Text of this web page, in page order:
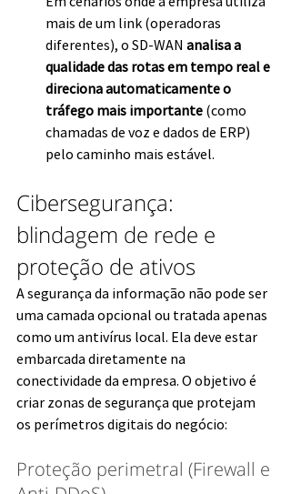
mais de um link (operadoras
diferentes), o SD-WAN analisa a
qualidade das rotas em tempo real e
direciona automaticamente o
tráfego mais importante (como
chamadas de voz e dados de ERP)
pelo caminho mais estável.
Cibersegurança:
blindagem de rede e
proteção de ativos
A segurança da informação não pode ser
uma camada opcional ou tratada apenas
como um antivírus local. Ela deve estar
embarcada diretamente na
conectividade da empresa. O objetivo é
criar zonas de segurança que protejam
os perímetros digitais do negócio:
Proteção perimetral (Firewall e